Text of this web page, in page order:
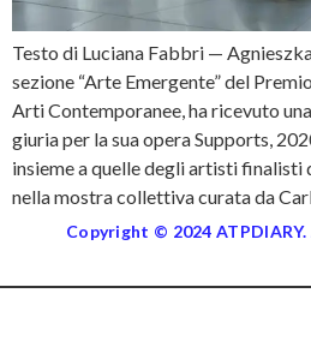
Testo di Luciana Fabbri —
sezione “Arte Emergente” del
Arti Contemporanee, ha ricevuto
giuria per la sua opera Supports,
insieme a quelle degli artisti finalisti
nella mostra collettiva curata da
Copyright © 2024